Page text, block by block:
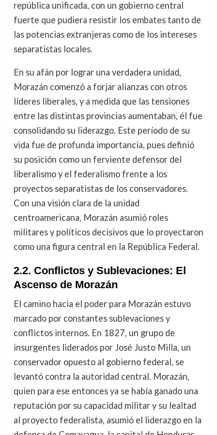
república unificada, con un gobierno central
fuerte que pudiera resistir los embates tanto de
las potencias extranjeras como de los intereses
separatistas locales.
En su afán por lograr una verdadera unidad,
Morazán comenzó a forjar alianzas con otros
líderes liberales, y a medida que las tensiones
entre las distintas provincias aumentaban, él fue
consolidando su liderazgo. Este período de su
vida fue de profunda importancia, pues definió
su posición como un ferviente defensor del
liberalismo y el federalismo frente a los
proyectos separatistas de los conservadores.
Con una visión clara de la unidad
centroamericana, Morazán asumió roles
militares y políticos decisivos que lo proyectaron
como una figura central en la República Federal.
2.2. Conflictos y Sublevaciones: El
Ascenso de Morazán
El camino hacia el poder para Morazán estuvo
marcado por constantes sublevaciones y
conflictos internos. En 1827, un grupo de
insurgentes liderados por José Justo Milla, un
conservador opuesto al gobierno federal, se
levantó contra la autoridad central. Morazán,
quien para ese entonces ya se había ganado una
reputación por su capacidad militar y su lealtad
al proyecto federalista, asumió el liderazgo en la